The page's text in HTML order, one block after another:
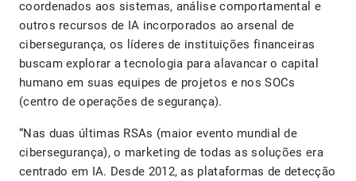
coordenados aos sistemas, análise comportamental e
outros recursos de IA incorporados ao arsenal de
cibersegurança, os líderes de instituições financeiras
buscam explorar a tecnologia para alavancar o capital
humano em suas equipes de projetos e nos SOCs
(centro de operações de segurança).
“Nas duas últimas RSAs (maior evento mundial de
cibersegurança), o marketing de todas as soluções era
centrado em IA. Desde 2012, as plataformas de detecção